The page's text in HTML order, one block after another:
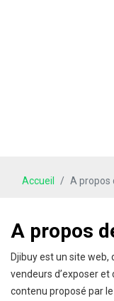
Accueil A propos
A propos
Djibuy est un site
vendeurs d’exposer
contenu proposé par